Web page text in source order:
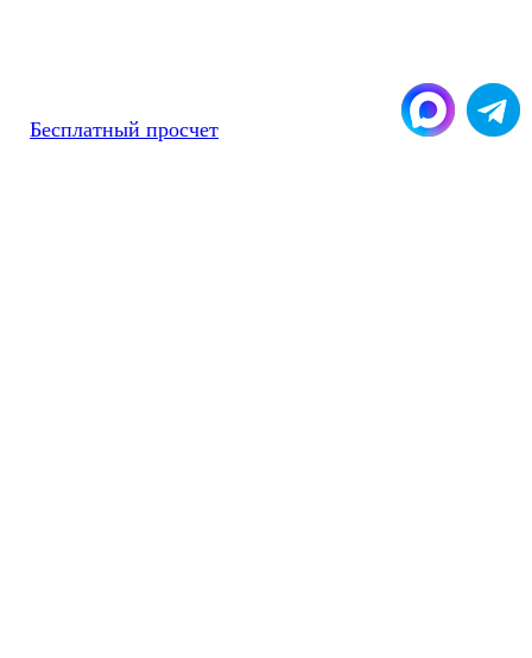
Бесплатный просчет